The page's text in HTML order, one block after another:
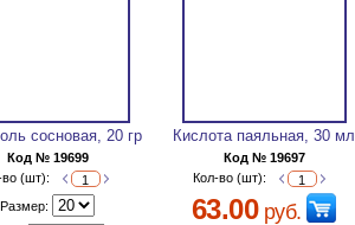
сосновая, 20 гр
Код № 19699
во (шт):
Размер:
Кислота паяльная, 30 мл
Код № 19697
Кол-во (шт):
63.00руб.